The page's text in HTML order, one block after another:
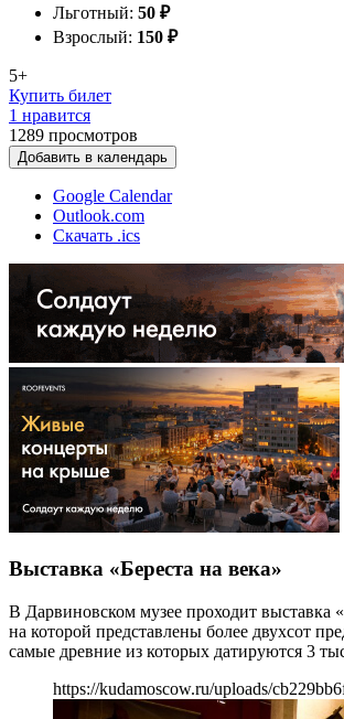
Льготный: 50 ₽
Взрослый: 150 ₽
5+
Купить билет
1 нравится
1289 просмотров
Добавить в календарь
Google Calendar
Outlook.com
Скачать .ics
Выставка «Береста на века»
В Дарвиновском музее проходит выставка
на которой представлены более двухсот
самые древние из которых датируются 3
https://kudamoscow.ru/uploads/